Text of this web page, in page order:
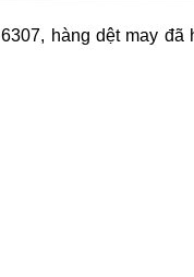
hàng dệt may đã